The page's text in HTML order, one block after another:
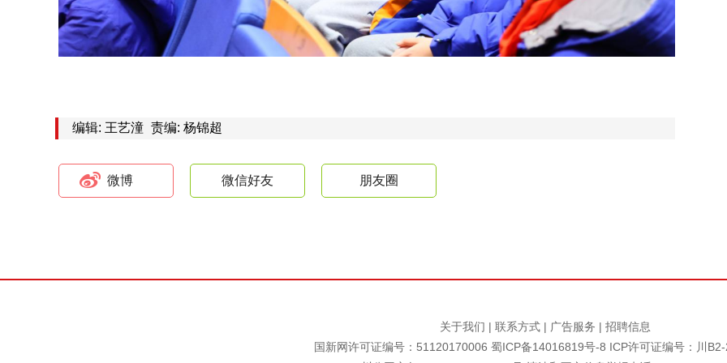
编辑: 王艺潼 责编: 杨锦超
微博 微信好友 朋友圈
关于我们 | 联系方式 | 广告服务 | 招聘信息
国新网许可证编号：51120170006 蜀ICP备14016819号-8 ICP许可证编号：川